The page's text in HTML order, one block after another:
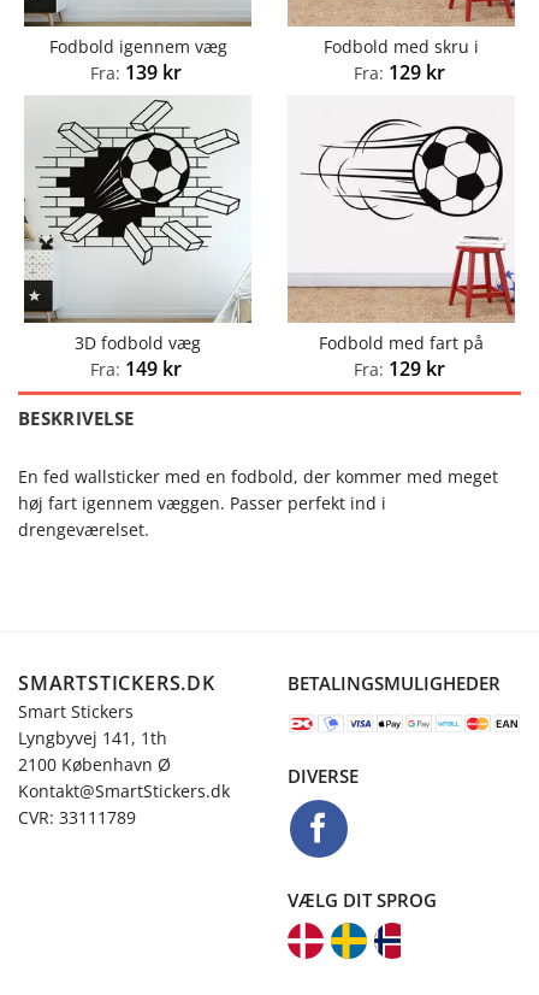
Fodbold igennem væg
Fra: 139 kr
Fodbold med skru i
Fra: 129 kr
3D fodbold væg
Fra: 149 kr
Fodbold med fart på
Fra: 129 kr
BESKRIVELSE
En fed wallsticker med en fodbold, der kommer med meget
høj fart igennem væggen. Passer perfekt ind i
drengeværelset.
SMARTSTICKERS.DK
Smart Stickers
Lyngbyvej 141, 1th
2100 København Ø
Kontakt@SmartStickers.dk
CVR: 33111789
BETALINGSMULIGHEDER
DIVERSE
VÆLG DIT SPROG